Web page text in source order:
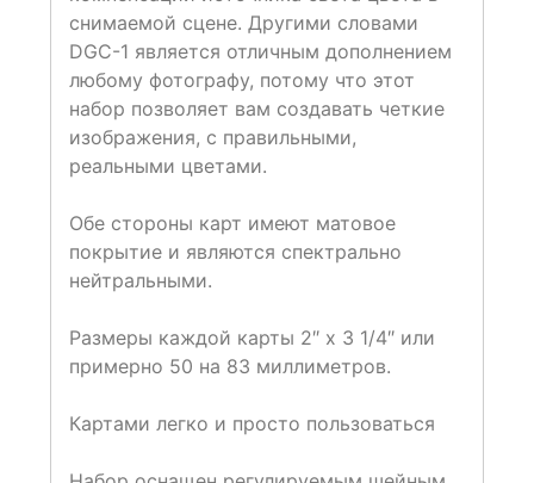
снимаемой сцене. Другими словами
DGC-1 является отличным дополнением
любому фотографу, потому что этот
набор позволяет вам создавать четкие
изображения, с правильными,
реальными цветами.
Обе стороны карт имеют матовое
покрытие и являются спектрально
нейтральными.
Размеры каждой карты 2″ х 3 1/4″ или
примерно 50 на 83 миллиметров.
Картами легко и просто пользоваться